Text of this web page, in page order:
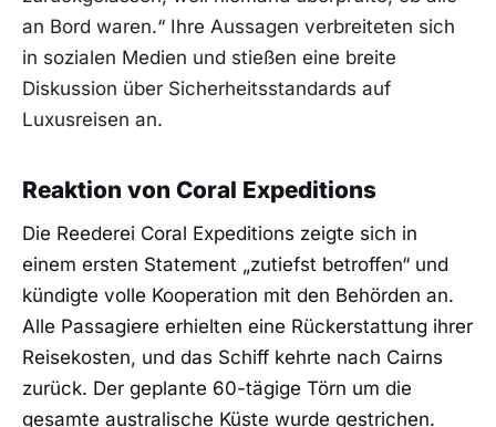
an Bord waren.“ Ihre Aussagen verbreiteten sich
in sozialen Medien und stießen eine breite
Diskussion über Sicherheitsstandards auf
Luxusreisen an.
Reaktion von Coral Expeditions
Die Reederei Coral Expeditions zeigte sich in
einem ersten Statement „zutiefst betroffen“ und
kündigte volle Kooperation mit den Behörden an.
Alle Passagiere erhielten eine Rückerstattung ihrer
Reisekosten, und das Schiff kehrte nach Cairns
zurück. Der geplante 60-tägige Törn um die
gesamte australische Küste wurde gestrichen.